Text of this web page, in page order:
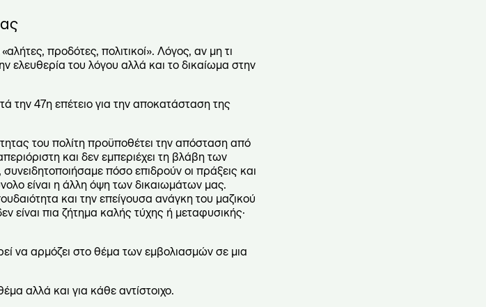
προδότες, πολιτικοί». Λόγος, αν μη τι
ελευθερία του λόγου αλλά και το δικαίωμα στην
την 47η επέτειο για την αποκατάσταση της
του πολίτη προϋποθέτει την απόσταση από
και δεν εμπεριέχει τη βλάβη των
πόσο επιδρούν οι πράξεις και
είναι η άλλη όψη των δικαιωμάτων μας.
και την επείγουσα ανάγκη του μαζικού
είναι πια ζήτημα καλής τύχης ή μεταφυσικής·
να αρμόζει στο θέμα των εμβολιασμών σε μια
αλλά και για κάθε αντίστοιχο.